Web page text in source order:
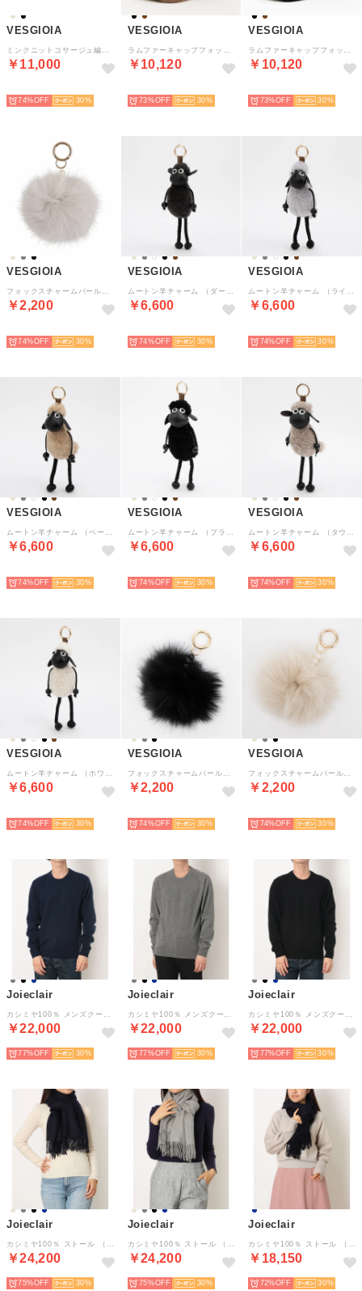
VESGIOIA
￥11,000
74%
30
VESGIOIA
￥10,120
73%
30
VESGIOIA
￥10,120
73%
30
VESGIOIA
￥2,200
74%
30
VESGIOIA
￥6,600
74%
30
VESGIOIA
￥6,600
74%
30
VESGIOIA
￥6,600
74%
30
VESGIOIA
￥6,600
74%
30
VESGIOIA
￥6,600
74%
30
VESGIOIA
￥6,600
74%
30
VESGIOIA
￥2,200
74%
30
VESGIOIA
￥2,200
74%
30
Joieclair
￥22,000
77% 30
Joieclair
￥22,000
77% 30
Joieclair
￥22,000
77% 30
Joieclair
￥24,200
75% 30
Joieclair
￥24,200
75% 30
Joieclair
￥18,150
72% 30